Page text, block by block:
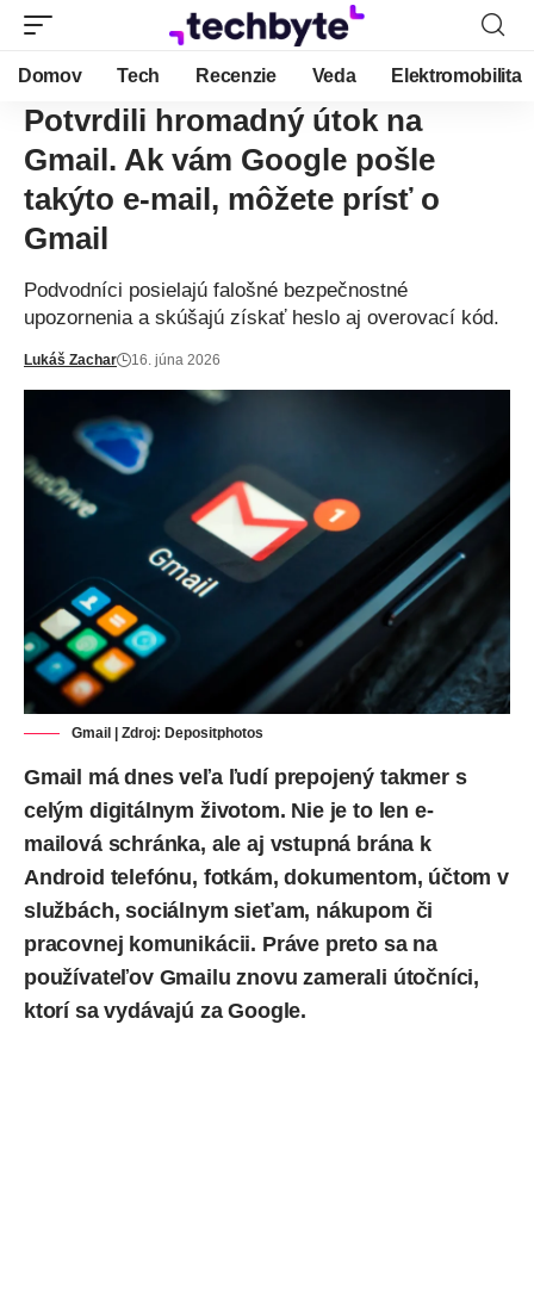
Domov Tech Recenzie Veda Elektromobilita
Potvrdili hromadný útok na
Gmail. Ak vám Google pošle
takýto e-mail, môžete prísť o
Gmail
Podvodníci posielajú falošné bezpečnostné
upozornenia a skúšajú získať heslo aj overovací kód.
Lukáš Zachar 16. júna 2026
Gmail | Zdroj: Depositphotos
Gmail má dnes veľa ľudí prepojený takmer s
celým digitálnym životom. Nie je to len e-
mailová schránka, ale aj vstupná brána k
Android telefónu, fotkám, dokumentom, účtom v
službách, sociálnym sieťam, nákupom či
pracovnej komunikácii. Práve preto sa na
používateľov Gmailu znovu zamerali útočníci,
ktorí sa vydávajú za Google.